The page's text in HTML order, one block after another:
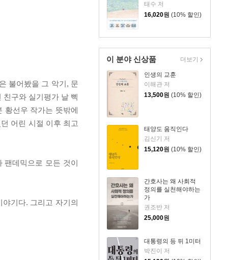
태수 저
16,020원 (10% 할인)
이 분야 신상품
인생의 교훈
이해관 저
13,500원 (10% 할인)
태양도 움직인다
김신기 저
15,120원 (10% 할인)
간호사는 왜 사회적
정의를 실천해야하는
가
권조반 저
25,000원
대통령의 등 뒤 1미터
박진이 저
더보기
불어봤을 그 악기, 문
구와 실기평가 날 삑
황선우 작가는 뜻밖에
어린 시절 이후 최고
팬데믹으로 모든 것이
기다. 그리고 자기의